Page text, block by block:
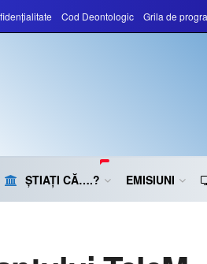
Cod Deontologic Grila de
ȘTIAȚI CĂ….? EMISIUNI